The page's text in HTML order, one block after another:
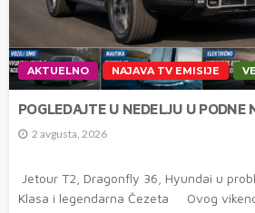
AKTUELNO NAJAVA TV EMISIJE
POGLEDAJTE U NEDELJU U PODNE
2 avgusta, 2026
Jetour T2, Dragonfly 36, Hyundai u
Klasa i legendarna Čezeta Ovog